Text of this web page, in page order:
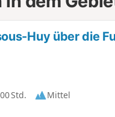
Huy über die
Std.
Mittel